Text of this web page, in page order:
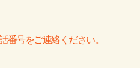
番号をご連絡ください。